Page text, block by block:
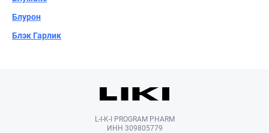
Блурон
Блэк Гарлик
L-I-K-I PROGRAM PHARM
ИНН 309805779